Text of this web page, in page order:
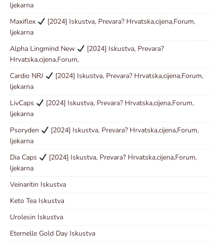
ljekarna
Maxiflex
[2024] Iskustva, Prevara? Hrvatska,cijena,Forum,
ljekarna
Alpha Lingmind New
[2024] Iskustva, Prevara?
Hrvatska,cijena,Forum,
Cardio NRJ
[2024] Iskustva, Prevara? Hrvatska,cijena,Forum,
ljekarna
LivCaps
[2024] Iskustva, Prevara? Hrvatska,cijena,Forum,
ljekarna
Psoryden
[2024] Iskustva, Prevara? Hrvatska,cijena,Forum,
ljekarna
Dia Caps
[2024] Iskustva, Prevara? Hrvatska,cijena,Forum,
ljekarna
Veinaritin Iskustva
Keto Tea Iskustva
Urolesin Iskustva
Eternelle Gold Day Iskustva